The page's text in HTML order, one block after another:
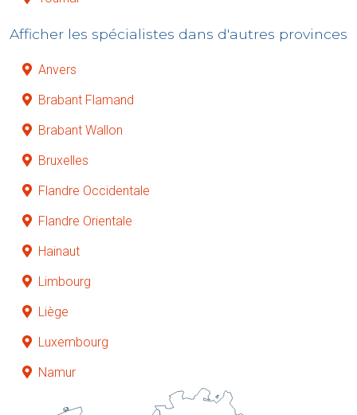
Afficher les spécialistes dans d'autres provinces
Anvers
Brabant Flamand
Brabant Wallon
Bruxelles
Flandre Occidentale
Flandre Orientale
Hainaut
Limbourg
Liège
Luxembourg
Namur